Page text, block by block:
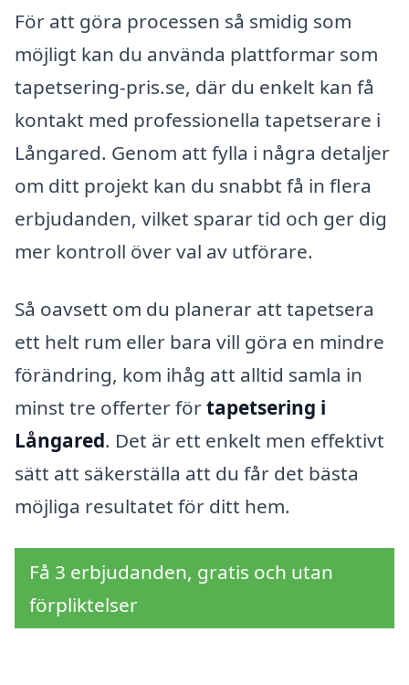
För att göra processen så smidig som
möjligt kan du använda plattformar som
tapetsering-pris.se, där du enkelt kan få
kontakt med professionella tapetserare i
Långared. Genom att fylla i några detaljer
om ditt projekt kan du snabbt få in flera
erbjudanden, vilket sparar tid och ger dig
mer kontroll över val av utförare.
Så oavsett om du planerar att tapetsera
ett helt rum eller bara vill göra en mindre
förändring, kom ihåg att alltid samla in
minst tre offerter förtapetsering i
Långared. Det är ett enkelt men effektivt
sätt att säkerställa att du får det bästa
möjliga resultatet för ditt hem.
Få 3 erbjudanden, gratis och utan
förpliktelser